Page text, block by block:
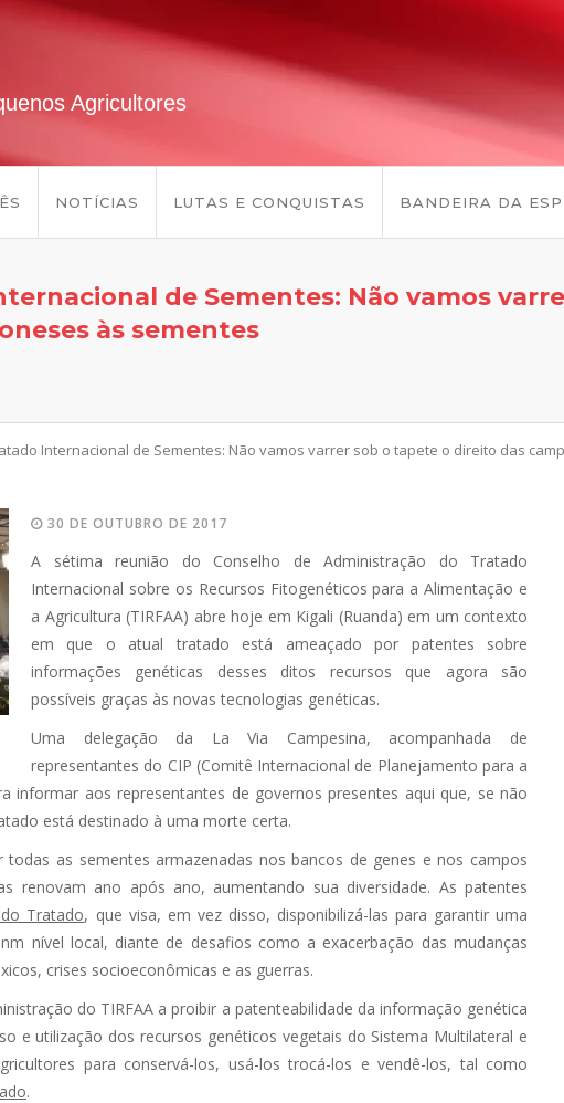
Agricultores
NOTÍCIAS LUTAS E CONQUISTAS BANDEIRA DA
de Sementes: Não vamos
às sementes
Internacional de Sementes: Não vamos varrer sob o tapete o direito das
30 DE OUTUBRO DE 2017
A sétima reunião do Conselho de Administração do Tratado
Internacional sobre os Recursos Fitogenéticos para a Alimentação e
a Agricultura (TIRFAA) abre hoje em Kigali (Ruanda) em um contexto
em que o atual tratado está ameaçado por patentes sobre
informações genéticas desses ditos recursos que agora são
possíveis graças às novas tecnologias genéticas.
Uma delegação da La Via Campesina, acompanhada de
representantes do CIP (Comitê Internacional de Planejamento para a
informar aos representantes de governos presentes aqui que, se não
está destinado à uma morte certa.
as sementes armazenadas nos bancos de genes e nos campos
renovam ano após ano, aumentando sua diversidade. As patentes
Tratado, que visa, em vez disso, disponibilizá-las para garantir uma
nível local, diante de desafios como a exacerbação das mudanças
crises socioeconômicas e as guerras.
do TIRFAA a proibir a patenteabilidade da informação genética
e utilização dos recursos genéticos vegetais do Sistema Multilateral e
para conservá-los, usá-los trocá-los e vendê-los, tal como
.